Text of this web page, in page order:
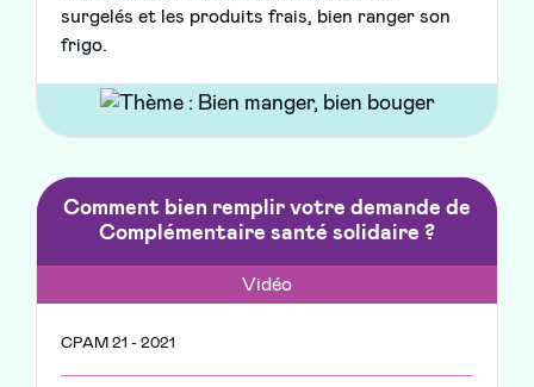
surgelés et les produits frais, bien ranger son
frigo.
Comment bien remplir votre demande de
Complémentaire santé solidaire ?
Vidéo
CPAM 21 - 2021